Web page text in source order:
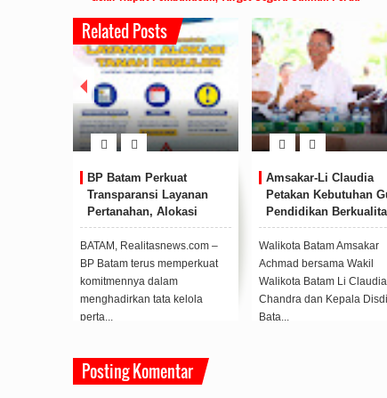
Related Posts
BP Batam Perkuat
Transparansi Layanan
Pertanahan, Alokasi
Tanah Reguler Segera
Hadir Melalui LMS
BATAM, Realitasnews.com –
BP Batam terus memperkuat
komitmennya dalam
menghadirkan tata kelola
perta...
Amsakar-Li Claudia
Petakan Kebutuhan
Pendidikan
Jadi Prioritas Batam
Walikota Batam Amsakar
Achmad bersama Wakil
Walikota Batam Li Claudia
Chandra dan Kepala
Bata...
Posting Komentar
Rudi Sampaikan Rencana
Pembangunan Batam
2019/07/16 0 Comments